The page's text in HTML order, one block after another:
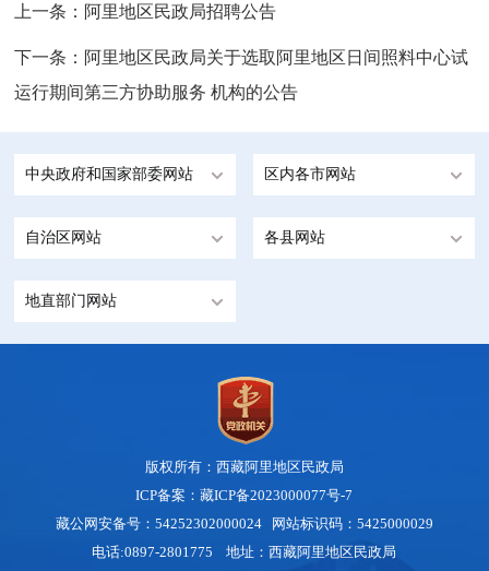
上一条： 阿里地区民政局招聘公告
下一条： 阿里地区民政局关于选取阿里地区日间照料中心试
运行期间第三方协助服务 机构的公告
中央政府和国家部委网站 区内各市网站
自治区网站 各县网站
地直部门网站
版权所有：西藏阿里地区民政局
ICP备案：藏ICP备2023000077号-7
藏公网安备号：54252302000024网站标识码：5425000029
电话:0897-2801775 地址：西藏阿里地区民政局